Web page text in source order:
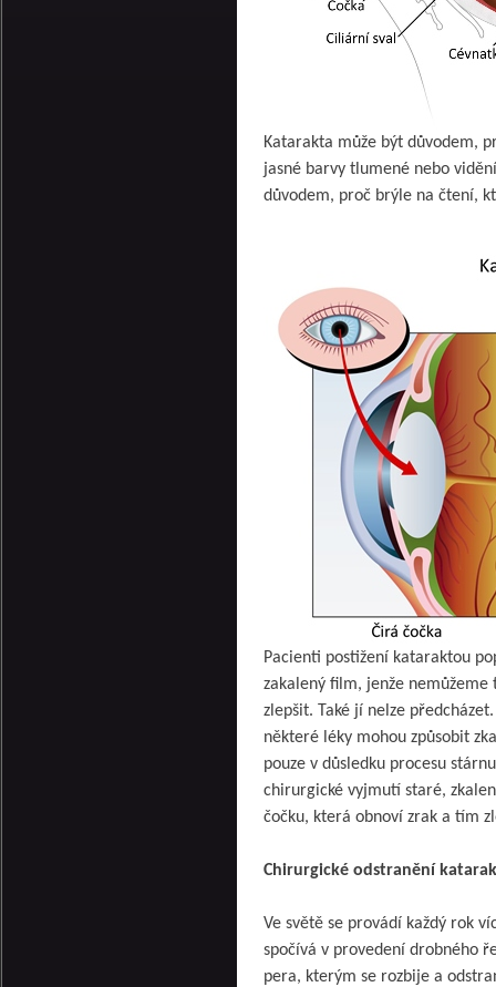
Katarakta může být důvodem,
jasné barvy tlumené nebo
důvodem, proč brýle na čtení,
Pacienti postižení kataraktou
zakalený film, jenže
zlepšit. Také jí nelze
některé léky mohou způsobit
pouze v důsledku procesu
chirurgické vyjmutí staré,
čočku, která obnoví zrak a tím
Chirurgické odstranění
Ve světě se provádí každý rok
spočívá v provedení drobného
pera, kterým se rozbije a